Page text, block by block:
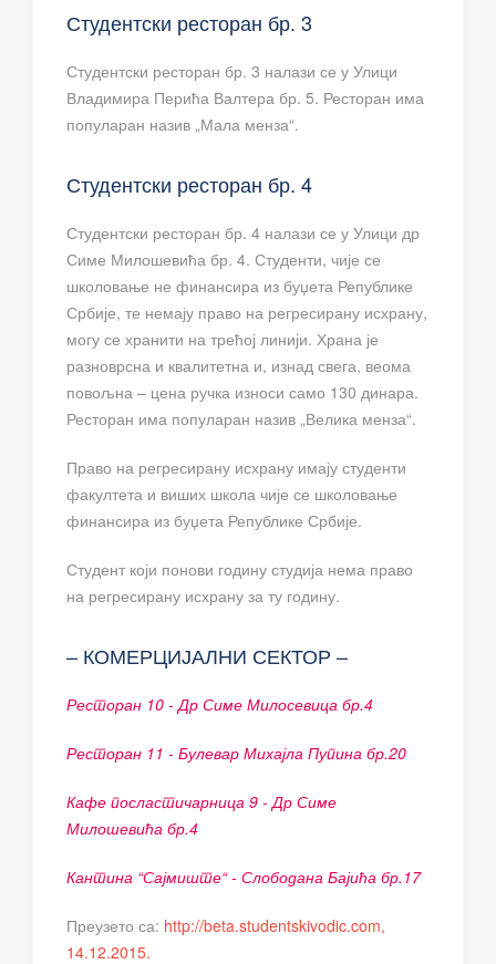
Студентски ресторан бр. 3
Студентски ресторан бр. 3 налази се у Улици
Владимира Перића Валтера бр. 5. Ресторан има
популаран назив „Мала менза“.
Студентски ресторан бр. 4
Студентски ресторан бр. 4 налази се у Улици др
Симе Милошевића бр. 4. Студенти, чије се
школовање не финансира из буџета Републике
Србије, те немају право на регресирану исхрану,
могу се хранити на трећој линији. Храна је
разноврсна и квалитетна и, изнад свега, веома
повољна – цена ручка износи само 130 динара.
Ресторан има популаран назив „Велика менза“.
Право на регресирану исхрану имају студенти
факултета и виших школа чије се школовање
финансира из буџета Републике Србије.
Студент који понови годину студија нема право
на регресирану исхрану за ту годину.
– КОМЕРЦИЈАЛНИ СЕКТОР –
Ресторан 10 - Др Симе Милосевица бр.4
Ресторан 11 - Булевар Михајла Пупина бр.20
Кафе посластичарница 9 - Др Симе
Милошевића бр.4
Кантина “Сајмиште“ - Слободана Бајића бр.17
Преузето са: http://beta.studentskivodic.com,
14.12.2015.